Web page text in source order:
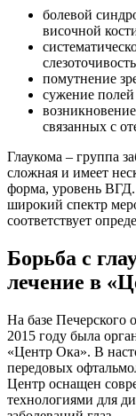
болевой
височной
помутнение
сужение полей
связанных с
Глаукома – группа
сложная и имеет
форма, уровень ВГД.
широкий спектр
соответствует
Борьба с
лечение в
На базе Печерского
2015 году была
«Центр Ока». В
передовых
Центр оснащен
технологиями для